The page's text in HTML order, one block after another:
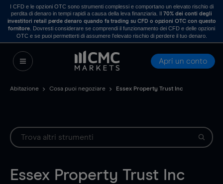
I CFD e le opzioni OTC sono strumenti complessi e comportano un elevato rischio di
perdita di denaro in tempi rapidi a causa della leva finanziaria. Il70% dei conti degli
investitori retail perde denaro quando fa trading su CFD o opzioni OTC con questo
fornitore . Dovresti considerare se comprendi il funzionamento dei CFD e delle opzioni
OTC e se puoi permetterti di assumere l’elevato rischio di perdere il tuo denaro.
Apri un conto
Abitazione Cosa puoi negoziare Essex Property Trust Inc
Essex Property Trust Inc